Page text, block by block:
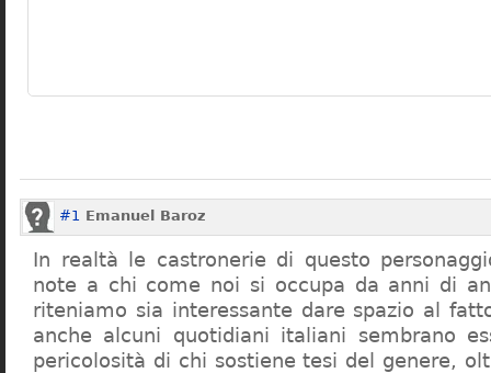
#1 Emanuel Baroz
In realtà le castronerie di questo
note a chi come noi si occupa da anni di
riteniamo sia interessante dare spazio al fatto
anche alcuni quotidiani italiani sembrano
pericolosità di chi sostiene tesi del genere,